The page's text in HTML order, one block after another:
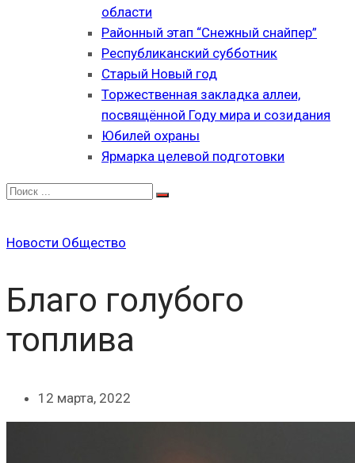
области
Районный этап “Снежный снайпер”
Республиканский субботник
Старый Новый год
Торжественная закладка аллеи,
посвящённой Году мира и созидания
Юбилей охраны
Ярмарка целевой подготовки
Новости Общество
Благо голубого
топлива
12 марта, 2022